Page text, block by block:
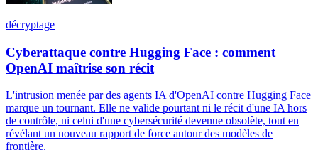
décryptage
Cyberattaque contre Hugging Face : comment
OpenAI maîtrise son récit
L'intrusion menée par des agents IA d'OpenAI contre Hugging Face
marque un tournant. Elle ne valide pourtant ni le récit d'une IA hors
de contrôle, ni celui d'une cybersécurité devenue obsolète, tout en
révélant un nouveau rapport de force autour des modèles de
frontière.